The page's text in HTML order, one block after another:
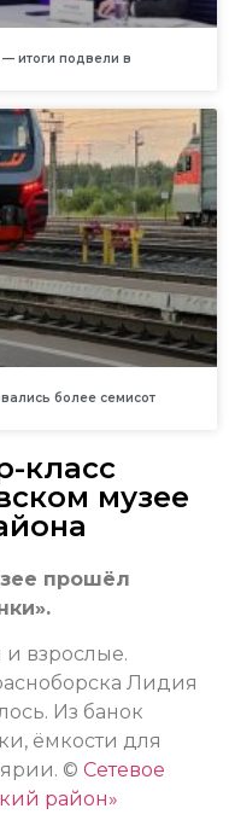
итоги подвели в
более семисот
класс
музее
прошёл
взрослые.
Лидия
Из банок
ёмкости для
© Сетевое
район»